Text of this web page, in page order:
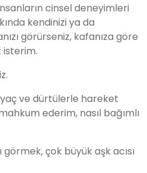
cinsel deneyimleri
kendinizi ya da
görürseniz, kafanıza göre
isterim.
ve dürtülerle hareket
ederim, nasıl bağımlı
çok büyük aşk acısı